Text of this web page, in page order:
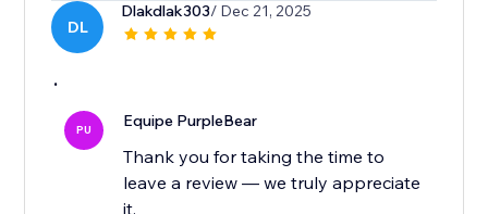
DL
Dlakdlak303/ Dec 21, 2025
.
PU Equipe PurpleBear
Thank you for taking the time to
leave a review — we truly appreciate
it.